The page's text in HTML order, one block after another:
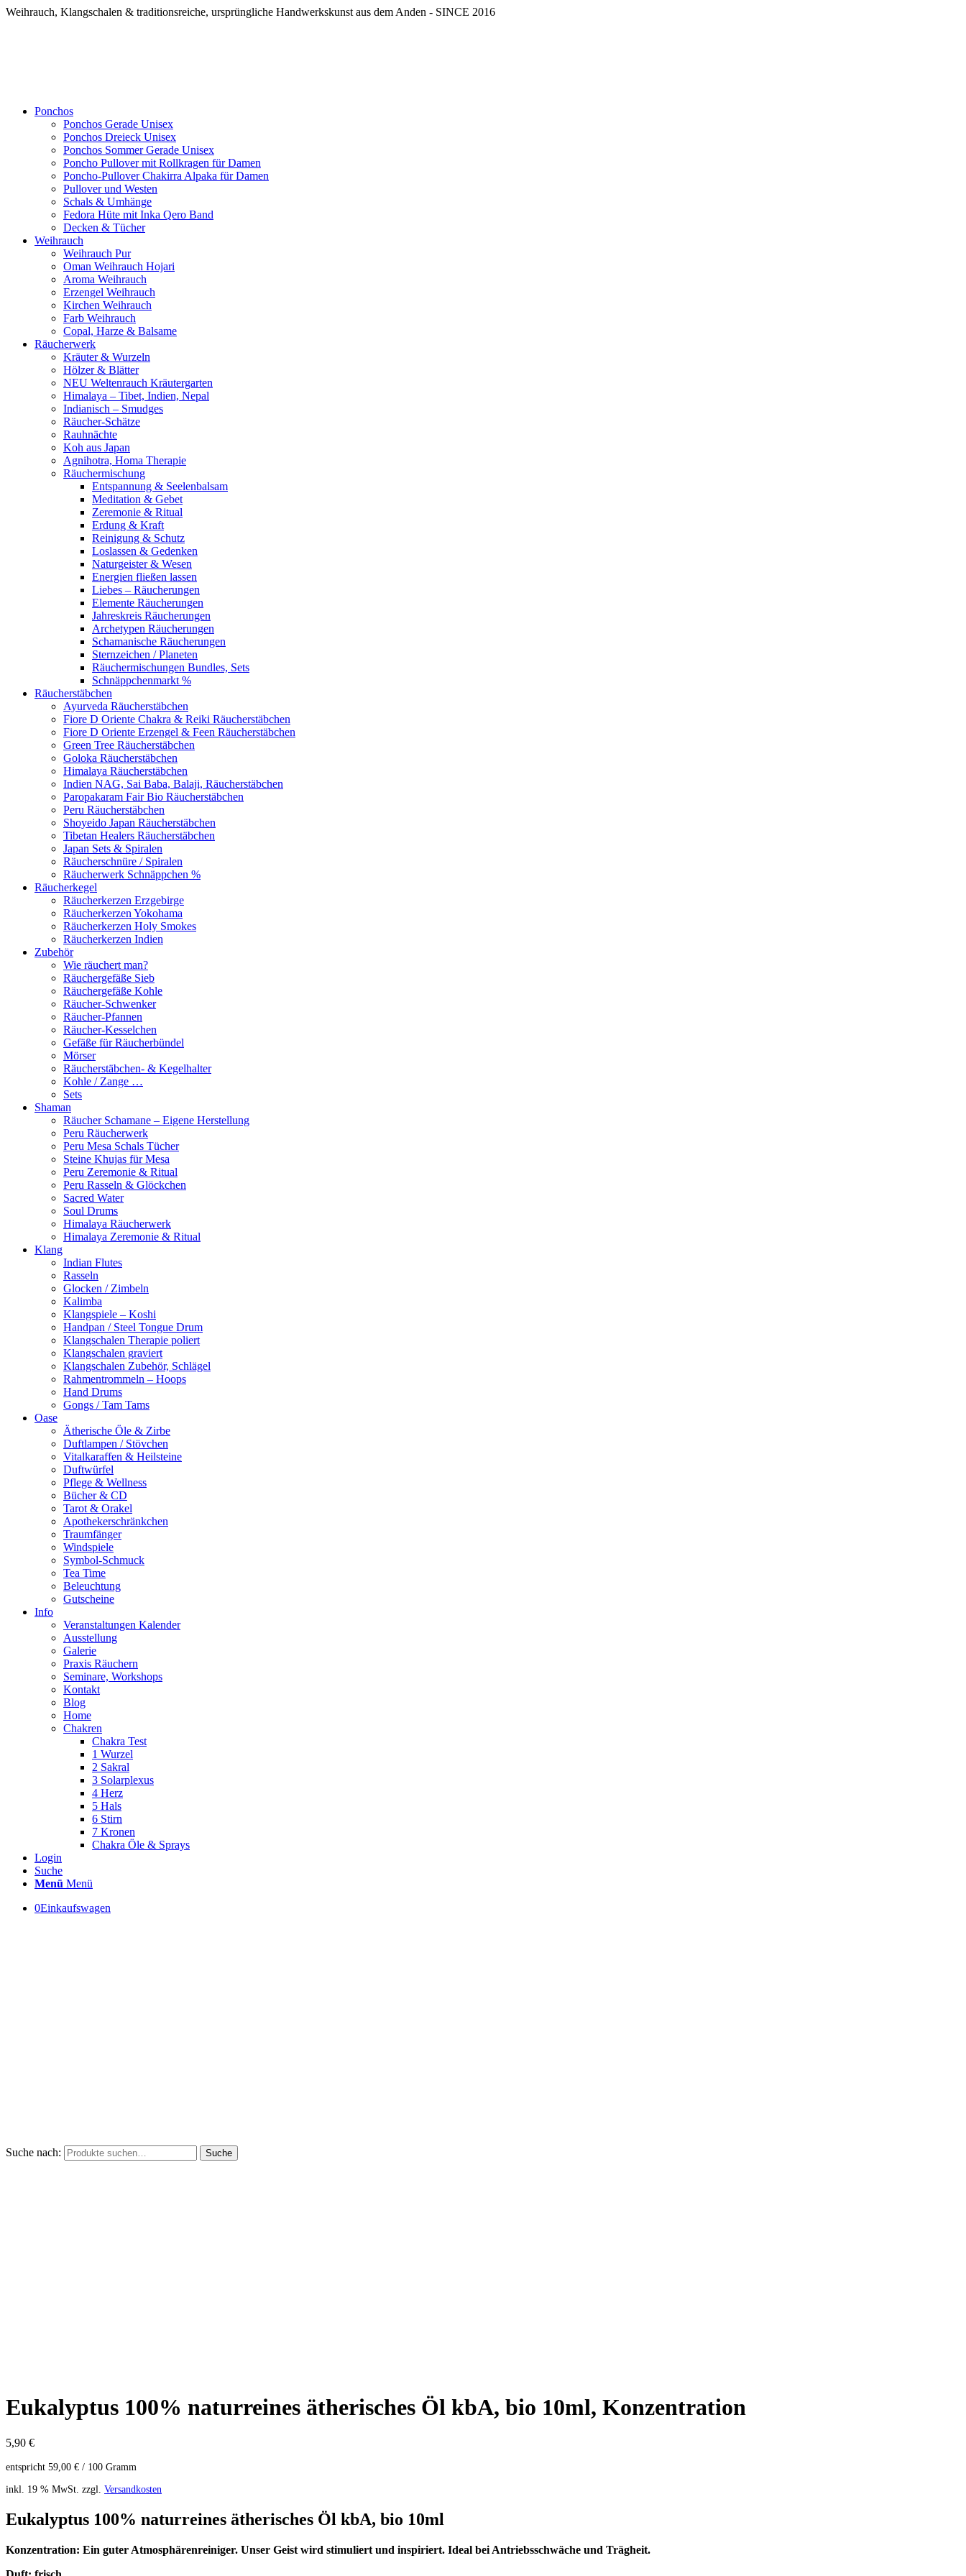
Weihrauch, Klangschalen & traditionsreiche, ursprüngliche Handwerkskunst aus dem Anden - SINCE 2016
Ponchos
Ponchos Gerade Unisex
Ponchos Dreieck Unisex
Ponchos Sommer Gerade Unisex
Poncho Pullover mit Rollkragen für Damen
Poncho-Pullover Chakirra Alpaka für Damen
Pullover und Westen
Schals & Umhänge
Fedora Hüte mit Inka Qero Band
Decken & Tücher
Weihrauch
Weihrauch Pur
Oman Weihrauch Hojari
Aroma Weihrauch
Erzengel Weihrauch
Kirchen Weihrauch
Farb Weihrauch
Copal, Harze & Balsame
Räucherwerk
Kräuter & Wurzeln
Hölzer & Blätter
NEU Weltenrauch Kräutergarten
Himalaya – Tibet, Indien, Nepal
Indianisch – Smudges
Räucher-Schätze
Rauhnächte
Koh aus Japan
Agnihotra, Homa Therapie
Räuchermischung
Entspannung & Seelenbalsam
Meditation & Gebet
Zeremonie & Ritual
Erdung & Kraft
Reinigung & Schutz
Loslassen & Gedenken
Naturgeister & Wesen
Energien fließen lassen
Liebes – Räucherungen
Elemente Räucherungen
Jahreskreis Räucherungen
Archetypen Räucherungen
Schamanische Räucherungen
Sternzeichen / Planeten
Räuchermischungen Bundles, Sets
Schnäppchenmarkt %
Räucherstäbchen
Ayurveda Räucherstäbchen
Fiore D Oriente Chakra & Reiki Räucherstäbchen
Fiore D Oriente Erzengel & Feen Räucherstäbchen
Green Tree Räucherstäbchen
Goloka Räucherstäbchen
Himalaya Räucherstäbchen
Indien NAG, Sai Baba, Balaji, Räucherstäbchen
Paropakaram Fair Bio Räucherstäbchen
Peru Räucherstäbchen
Shoyeido Japan Räucherstäbchen
Tibetan Healers Räucherstäbchen
Japan Sets & Spiralen
Räucherschnüre / Spiralen
Räucherwerk Schnäppchen %
Räucherkegel
Räucherkerzen Erzgebirge
Räucherkerzen Yokohama
Räucherkerzen Holy Smokes
Räucherkerzen Indien
Zubehör
Wie räuchert man?
Räuchergefäße Sieb
Räuchergefäße Kohle
Räucher-Schwenker
Räucher-Pfannen
Räucher-Kesselchen
Gefäße für Räucherbündel
Mörser
Räucherstäbchen- & Kegelhalter
Kohle / Zange …
Sets
Shaman
Räucher Schamane – Eigene Herstellung
Peru Räucherwerk
Peru Mesa Schals Tücher
Steine Khujas für Mesa
Peru Zeremonie & Ritual
Peru Rasseln & Glöckchen
Sacred Water
Soul Drums
Himalaya Räucherwerk
Himalaya Zeremonie & Ritual
Klang
Indian Flutes
Rasseln
Glocken / Zimbeln
Kalimba
Klangspiele – Koshi
Handpan / Steel Tongue Drum
Klangschalen Therapie poliert
Klangschalen graviert
Klangschalen Zubehör, Schlägel
Rahmentrommeln – Hoops
Hand Drums
Gongs / Tam Tams
Oase
Ätherische Öle & Zirbe
Duftlampen / Stövchen
Vitalkaraffen & Heilsteine
Duftwürfel
Pflege & Wellness
Bücher & CD
Tarot & Orakel
Apothekerschränkchen
Traumfänger
Windspiele
Symbol-Schmuck
Tea Time
Beleuchtung
Gutscheine
Info
Veranstaltungen Kalender
Ausstellung
Galerie
Praxis Räuchern
Seminare, Workshops
Kontakt
Blog
Home
Chakren
Chakra Test
1 Wurzel
2 Sakral
3 Solarplexus
4 Herz
5 Hals
6 Stirn
7 Kronen
Chakra Öle & Sprays
Login
Suche
Menü Menü
0Einkaufswagen
Suche nach: Suche
Eukalyptus 100% naturreines ätherisches Öl kbA, bio 10ml, Konzentration
5,90 €
entspricht 59,00 € / 100 Gramm
inkl. 19 % MwSt. zzgl. Versandkosten
Eukalyptus 100% naturreines ätherisches Öl kbA, bio 10ml
Konzentration: Ein guter Atmosphärenreiniger. Unser Geist wird stimuliert und inspiriert. Ideal bei Antriebsschwäche und Trägheit.